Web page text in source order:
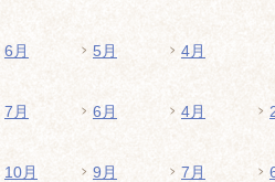
6月 5月 4月
7月 6月 4月
10月 9月 7月